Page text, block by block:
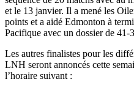
et le 13 janvier. Il a mené les
points et a aidé Edmonton à
Pacifique avec un dossier de 41-
Les autres finalistes pour les
LNH seront annoncés cette
l’horaire suivant :